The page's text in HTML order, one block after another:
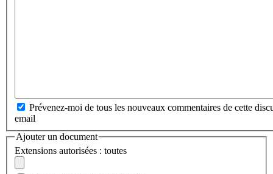
Prévenez-moi de tous les nouveaux commentaires de cette
email
Ajouter un document
Extensions autorisées : toutes